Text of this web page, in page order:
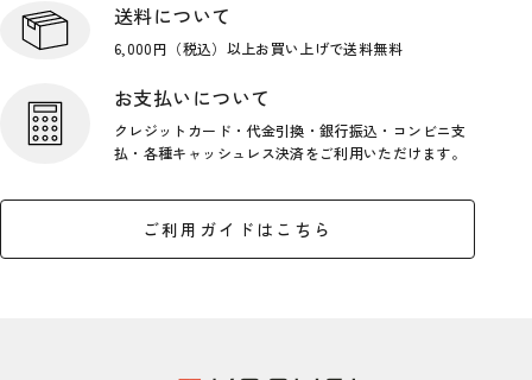
送料について
6,000円（税込）以上お買い上げで送料無料
お支払いについて
クレジットカード・代金引換・銀行振込・コンビニ支
払・各種キャッシュレス決済をご利用いただけます。
ご利用ガイドはこちら